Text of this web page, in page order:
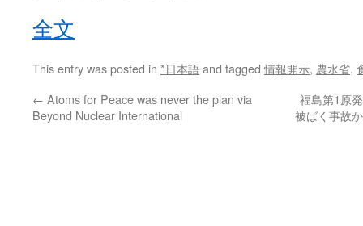
全文
This entry was posted in *日本語and tagged情報開示, 農水省,
← Atoms for Peace was never the plan via
Beyond Nuclear International
福島第1原
被ばく事故